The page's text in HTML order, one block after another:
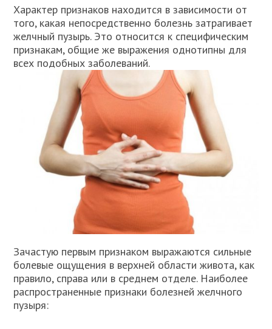
Характер признаков находится в зависимости от
того, какая непосредственно болезнь затрагивает
желчный пузырь. Это относится к специфическим
признакам, общие же выражения однотипны для
всех подобных заболеваний.
Зачастую первым признаком выражаются сильные
болевые ощущения в верхней области живота, как
правило, справа или в среднем отделе. Наиболее
распространенные признаки болезней желчного
пузыря: